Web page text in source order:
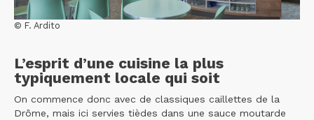
© F. Ardito
L’esprit d’une cuisine la plus
typiquement locale qui soit
On commence donc avec de classiques caillettes de la
Drôme, mais ici servies tièdes dans une sauce moutarde